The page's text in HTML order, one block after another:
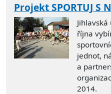
Projekt SPORTUJ S
října
jednot,
a
2014.